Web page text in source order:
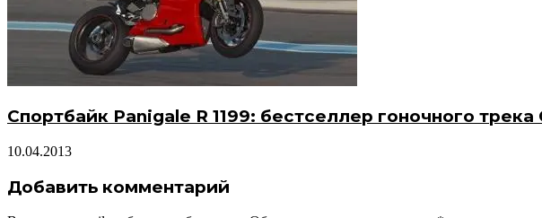
Спортбайк Panigale R 1199: бестселлер гоночного трека
10.04.2013
Добавить комментарий